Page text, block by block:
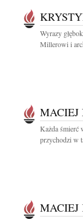
Wyrazy
Millerowi i
MACIEJ
Każda śmierć
przychodzi w
MACIEJ